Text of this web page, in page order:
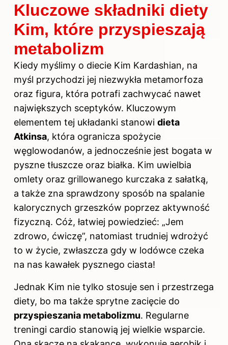
Kluczowe składniki diety
Kim, które przyspieszają
metabolizm
Kiedy myślimy o diecie Kim Kardashian, na
myśl przychodzi jej niezwykła metamorfoza
oraz figura, która potrafi zachwycać nawet
największych sceptyków. Kluczowym
elementem tej układanki stanowi dieta
Atkinsa, która ogranicza spożycie
węglowodanów, a jednocześnie jest bogata w
pyszne tłuszcze oraz białka. Kim uwielbia
omlety oraz grillowanego kurczaka z sałatką,
a także zna sprawdzony sposób na spalanie
kalorycznych grzeszków poprzez aktywność
fizyczną. Cóż, łatwiej powiedzieć: „Jem
zdrowo, ćwiczę”, natomiast trudniej wdrożyć
to w życie, zwłaszcza gdy w lodówce czeka
na nas kawałek pysznego ciasta!
Jednak Kim nie tylko stosuje sen i przestrzega
diety, bo ma także sprytne zacięcie do
przyspieszania metabolizmu. Regularne
treningi cardio stanowią jej wielkie wsparcie.